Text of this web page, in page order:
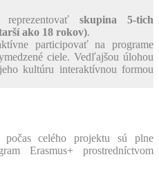
reprezentovaťskupina 5-tich
ako 18 rokov).
participovať na programe
ciele. Vedľajšou úlohou
kultúru interaktívnou formou
celého projektu sú plne
Erasmus+ prostredníctvom